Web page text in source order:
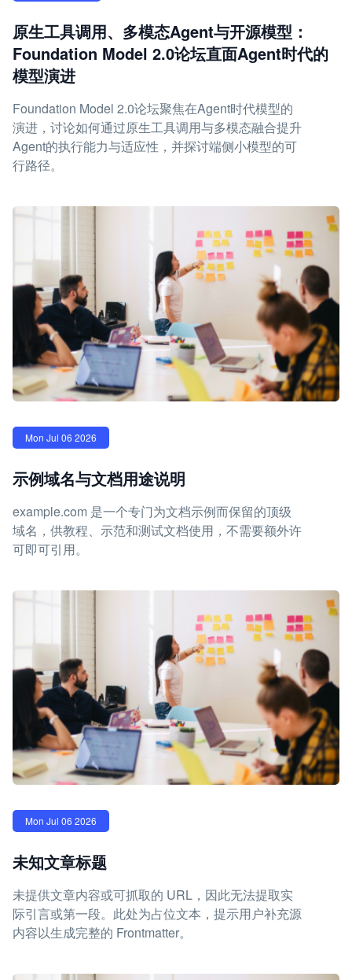
原生工具调用、多模态Agent与开源模型：
Foundation Model 2.0论坛直面Agent时代的
模型演进
Foundation Model 2.0论坛聚焦在Agent时代模型的
演进，讨论如何通过原生工具调用与多模态融合提升
Agent的执行能力与适应性，并探讨端侧小模型的可
行路径。
Mon Jul 06 2026
示例域名与文档用途说明
example.com 是一个专门为文档示例而保留的顶级
域名，供教程、示范和测试文档使用，不需要额外许
可即可引用。
Mon Jul 06 2026
未知文章标题
未提供文章内容或可抓取的 URL，因此无法提取实
际引言或第一段。此处为占位文本，提示用户补充源
内容以生成完整的 Frontmatter。